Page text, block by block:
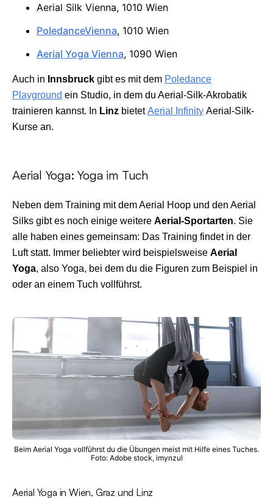
Aerial Silk Vienna, 1010 Wien
PoledanceVienna, 1010 Wien
Aerial Yoga Vienna, 1090 Wien
Auch in Innsbruck gibt es mit dem Poledance
Playground ein Studio, in dem du Aerial-Silk-Akrobatik
trainieren kannst. In Linz bietetAerial Infinity Aerial-Silk-
Kurse an.
Aerial Yoga: Yoga im Tuch
Neben dem Training mit dem Aerial Hoop und den Aerial
Silks gibt es noch einige weitere Aerial-Sportarten. Sie
alle haben eines gemeinsam: Das Training findet in der
Luft statt. Immer beliebter wird beispielsweise Aerial
Yoga, also Yoga, bei dem du die Figuren zum Beispiel in
oder an einem Tuch vollführst.
Beim Aerial Yoga vollführst du die Übungen meist mit Hilfe eines Tuches.
Foto: Adobe stock, imynzul
Aerial Yoga in Wien, Graz und Linz